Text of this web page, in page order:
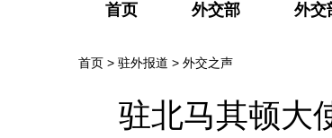
首页 外交部 外交
首页 > 驻外报道 > 外交之声
驻北马其顿大